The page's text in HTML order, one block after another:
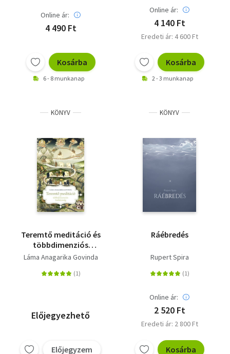
Online ár:
4 490 Ft
Kosárba
6 - 8 munkanap
Online ár:
4 140 Ft
Eredeti ár: 4 600 Ft
Kosárba
2 - 3 munkanap
KÖNYV
Teremtő meditáció és
többdimenziós
tudatosság
Láma Anagarika Govinda
Előjegyezhető
Előjegyzem
KÖNYV
Ráébredés
Rupert Spira
Online ár:
2 520 Ft
Eredeti ár: 2 800 Ft
Kosárba